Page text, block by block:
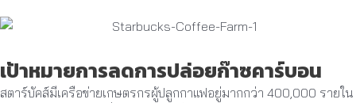
เป้าหมายการลดการปล่อยก๊าซคาร์บอน
สตาร์บัคส์มีเครือข่ายเกษตรกรผู้ปลูกกาแฟอยู่มากกว่า 400,000 รายใน